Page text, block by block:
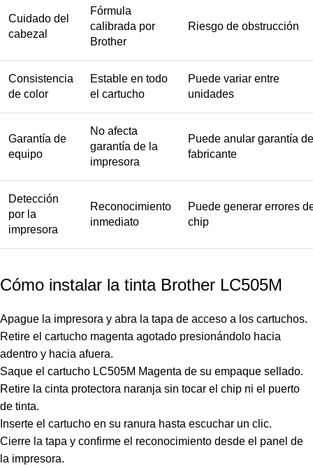
Cuidado del
cabezal
Fórmula
calibrada por
Brother
Riesgo de obstrucción
Consistencia
de color
Estable en todo
el cartucho
Puede variar entre
unidades
Garantía de
equipo
No afecta
garantía de la
impresora
Puede anular garantía
fabricante
Detección
por la
impresora
Reconocimiento
inmediato
Puede generar errores
chip
Cómo instalar la tinta Brother LC505M
Apague la impresora y abra la tapa de acceso a los cartuchos.
Retire el cartucho magenta agotado presionándolo hacia
adentro y hacia afuera.
Saque el cartucho LC505M Magenta de su empaque sellado.
Retire la cinta protectora naranja sin tocar el chip ni el puerto
de tinta.
Inserte el cartucho en su ranura hasta escuchar un clic.
Cierre la tapa y confirme el reconocimiento desde el panel de
la impresora.